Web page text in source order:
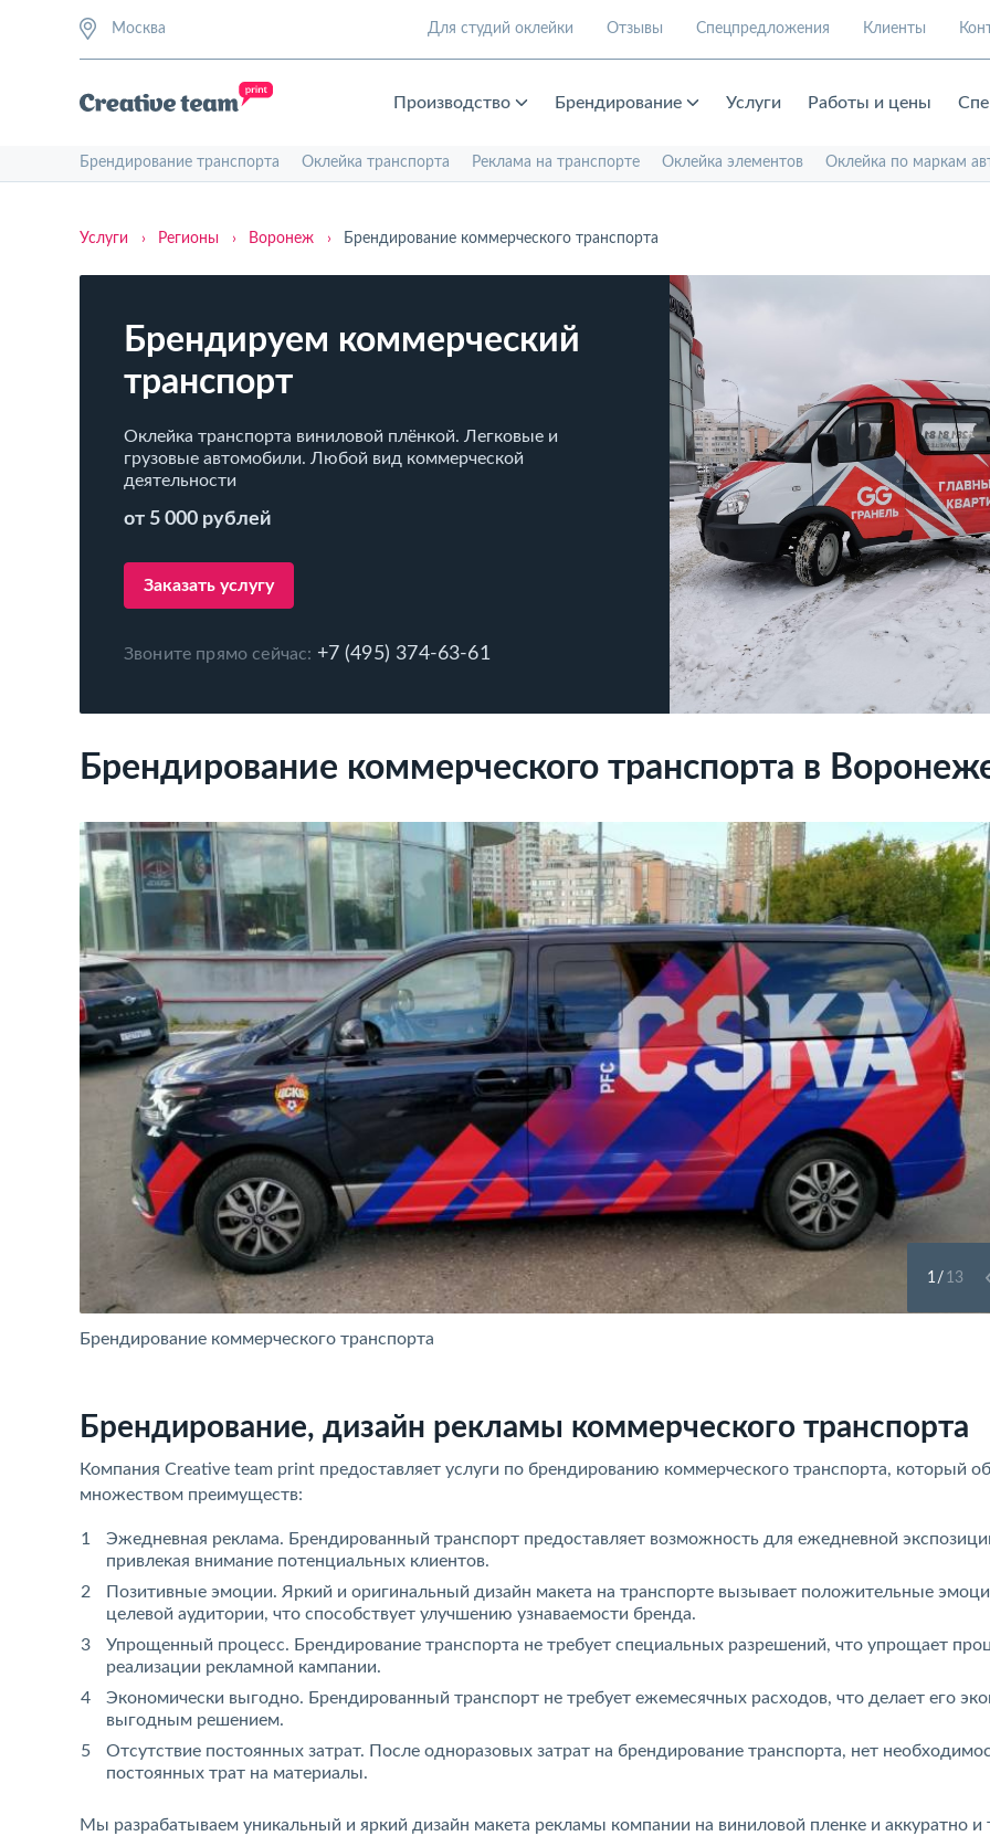
Москва Для студий оклейки Отзывы Спецпредложения Клиенты
Производство Брендирование Услуги Работы и цены
Брендирование транспорта Оклейка транспорта Реклама на транспорте Оклейка элементов Оклейка по маркам
Услуги › Регионы › Воронеж › Брендирование коммерческого транспорта
Брендируем коммерческий
транспорт
Оклейка транспорта виниловой плёнкой. Легковые и
грузовые автомобили. Любой вид коммерческой
деятельности
от 5 000 рублей
Заказать услугу
Звоните прямо сейчас: +7 (495) 374-63-61
Брендирование коммерческого транспорта в
Брендирование коммерческого транспорта
1/13
Брендирование, дизайн рекламы коммерческого транспорта
Компания Creative team print предоставляет услуги по брендированию коммерческого транспорта, который
множеством преимуществ:
Эжедневная реклама. Брендированный транспорт предоставляет возможность для ежедневной
привлекая внимание потенциальных клиентов.
Позитивные эмоции. Яркий и оригинальный дизайн макета на транспорте вызывает положительные
целевой аудитории, что способствует улучшению узнаваемости бренда.
Упрощенный процесс. Брендирование транспорта не требует специальных разрешений, что упрощает
реализации рекламной кампании.
Экономически выгодно. Брендированный транспорт не требует ежемесячных расходов, что делает его
выгодным решением.
Отсутствие постоянных затрат. После одноразовых затрат на брендирование транспорта, нет
постоянных трат на материалы.
Мы разрабатываем уникальный и яркий дизайн макета рекламы компании на виниловой пленке и аккуратно и